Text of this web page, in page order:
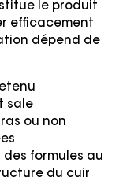
le produit
efficacement
dépend de
sale
ou non
des formules au
du cuir